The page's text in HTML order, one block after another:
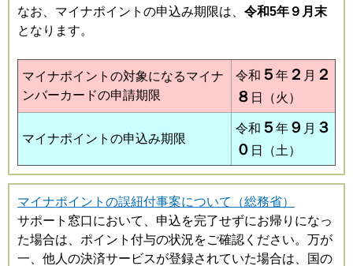
なお、マイナポイントの申込み期限は、 令和5年９月末
となります。
マイナポイントの対象になるマイナ
ンバーカードの申請期限
令和 ５ 年 ２ 月 ２
８ 日（火）
マイナポイントの申込み期限
令和 ５ 年 ９ 月 ３
０ 日（土）
マイナポイントの誤紐付事案について（総務省）
サポート窓口において、申込を完了せずにお帰りになっ
た場合は、ポイント付与の状況をご確認ください。万が
一、他人の決済サービスが登録されていた場合は、国の